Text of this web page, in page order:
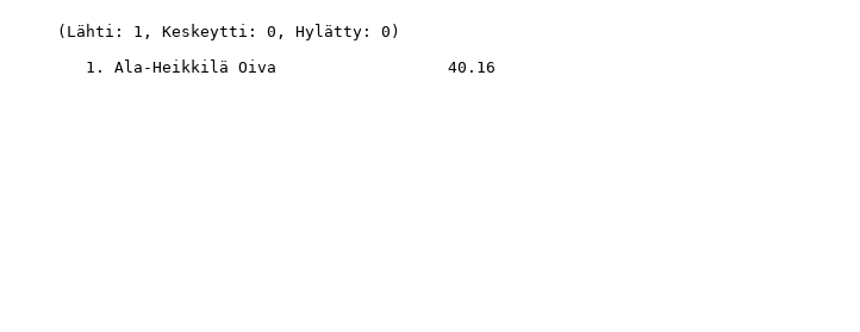
(Lähti: 1, Keskeytti: 0, Hylätty: 0)